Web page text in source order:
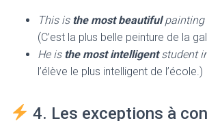
This is the most beautifulpainting
(C’est la plus belle peinture de la
He is the most intelligentstudent
l’élève le plus intelligent de l’école.)
4. Les exceptions à